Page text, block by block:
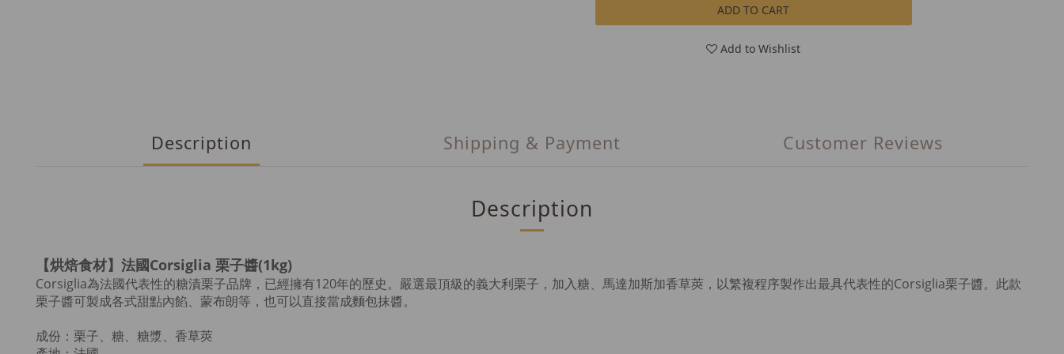
ADD TO CART
Add to Wishlist
Description Shipping & Payment Customer Reviews
Description
【烘焙食材】法國Corsiglia 栗子醬(1kg)
Corsiglia為法國代表性的糖漬栗子品牌，已經擁有120年的歷史。 嚴選最頂級的義大利栗子，加入糖、馬達加斯加香草莢，以繁複程序製作出最具代表性的Corsiglia栗子醬。此款
栗子醬可製成各式甜點內餡、蒙布朗等，也可以直接當成麵包抹醬。
成份：栗子、糖、糖漿、香草莢